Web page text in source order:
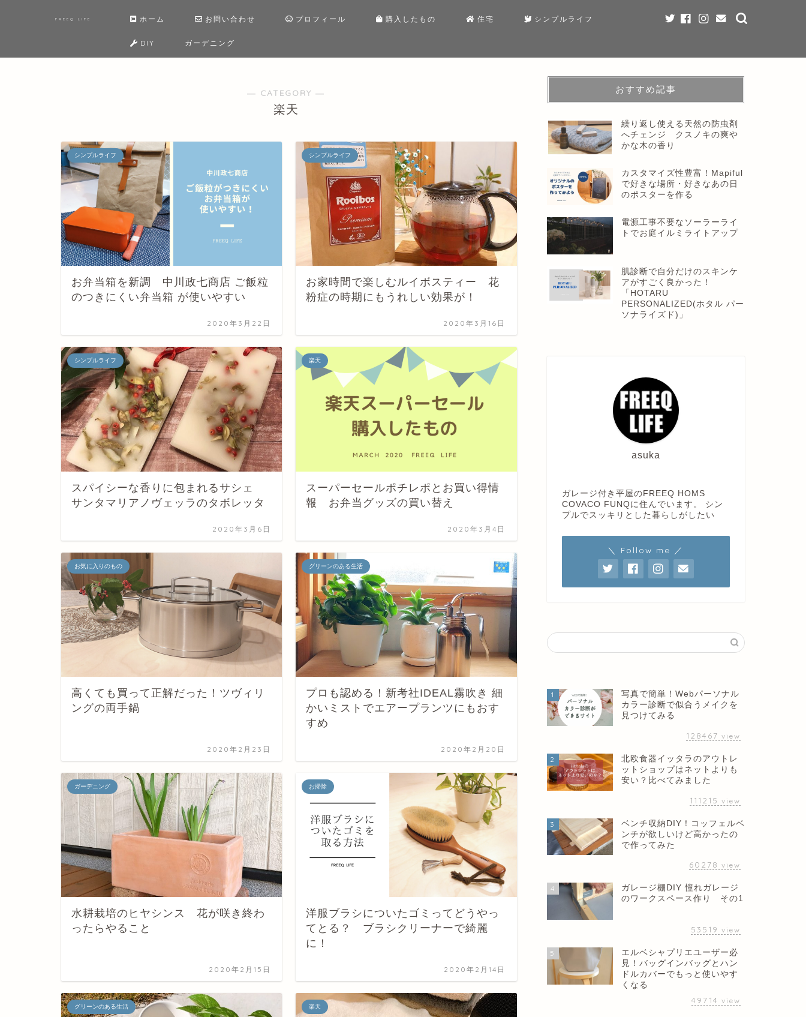
FREEQ LIFE ホーム お問い合わせ プロフィール 購入したもの 住宅 シンプルライフ
DIY ガーデニング
― CATEGORY ―
楽天
シンプルライフ
お弁当箱を新調 中川政七商店 ご飯粒
のつきにくい弁当箱 が使いやすい
2020年3月22日
シンプルライフ
お家時間で楽しむルイボスティー 花
粉症の時期にもうれしい効果が！
2020年3月16日
シンプルライフ
スパイシーな香りに包まれるサシェ
サンタマリアノヴェッラのタボレッタ
2020年3月6日
楽天
スーパーセールポチレポとお買い得情
報 お弁当グッズの買い替え
2020年3月4日
お気に入りのもの
高くても買って正解だった！ツヴィリ
ングの両手鍋
2020年2月23日
グリーンのある生活
プロも認める！新考社IDEAL霧吹き 細
かいミストでエアープランツにもおす
すめ
2020年2月20日
ガーデニング
水耕栽培のヒヤシンス 花が咲き終わ
ったらやること
2020年2月15日
お掃除
洋服ブラシについたゴミってどうやっ
てとる？ ブラシクリーナーで綺麗
に！
2020年2月14日
グリーンのある生活 楽天
おすすめ記事
繰り返し使える天然の防虫剤
へチェンジ クスノキの爽や
かな木の香り
カスタマイズ性豊富！Mapiful
で好きな場所・好きなあの日
のポスターを作る
電源工事不要なソーラーライ
トでお庭イルミライトアップ
肌診断で自分だけのスキンケ
アがすごく良かった！
「HOTARU
PERSONALIZED(ホタル パー
ソナライズド)」
asuka
ガレージ付き平屋のFREEQ HOMS
COVACO FUNQに住んでいます。 シン
プルでスッキリとした暮らしがしたい
＼ Follow me ／
1
写真で簡単！Webパーソナル
カラー診断で似合うメイクを
見つけてみる
128467 view
2
北欧食器イッタラのアウトレ
ットショップはネットよりも
安い？比べてみました
111215 view
3
ベンチ収納DIY！コッフェルベ
ンチが欲しいけど高かったの
で作ってみた
60278 view
4
ガレージ棚DIY 憧れガレージ
のワークスペース作り その1
53519 view
5
エルベシャプリエユーザー必
見！バッグインバッグとハン
ドルカバーでもっと使いやす
くなる
49714 view